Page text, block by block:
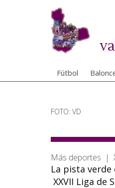
Fútbol
FOTO: VD
Más deportes |
La pista
XXVII Liga de